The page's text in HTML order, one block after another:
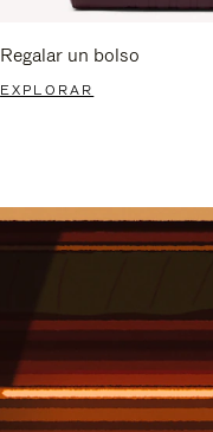
Regalar un bolso
EXPLORAR